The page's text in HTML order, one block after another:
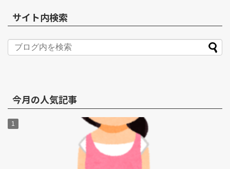
サイト内検索
今月の人気記事